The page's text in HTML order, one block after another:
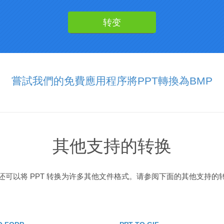
嘗試我們的免費應用程序將PPT轉換為BMP
其他支持的转换
可以将 PPT 转换为许多其他文件格式。请参阅下面的其他支持的